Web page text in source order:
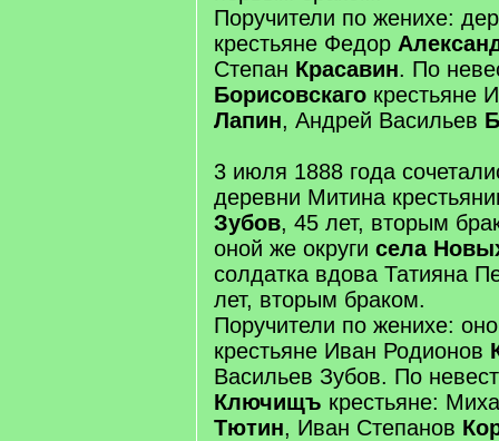
Поручители по женихе:
крестьяне Федор
Степан Красавин. По
Борисовскаго крестьяне
Лапин, Андрей Васильев
3 июля 1888 года
деревни Митина
Зубов, 45 лет, вторым
оной же округи села
солдатка вдова Татияна
лет, вторым браком.
Поручители по женихе:
крестьяне Иван Родионов
Васильев Зубов. По
Ключищъ крестьяне:
Тютин, Иван Степанов